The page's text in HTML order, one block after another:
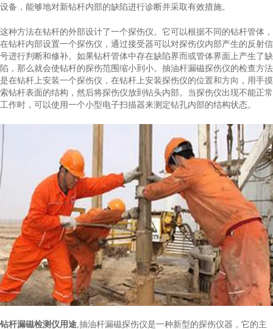
设备，能够地对新钻杆内部的缺陷进行诊断并采取有效措施。
这种方法在钻杆的外部设计了一个探伤仪。它可以根据不同的钻杆管体，
在钻杆内部设置一个探伤仪，通过接受器可以对探伤仪内部产生的反射信
号进行判断和修补。如果钻杆管体中存在缺陷界而或管体界面上产生了缺
陷，那么就会使钻杆的探伤范围缩小到小。抽油杆漏磁探伤仪的检查方法
是在钻杆上安装一个探伤仪，在钻杆上安装探伤仪的位置和方向，用手摸
索钻杆表面的结构，然后将探伤仪放到钻头内部。当探伤仪出现不能正常
工作时，可以使用一个小型电子扫描器来测定钻孔内部的结构状态。
钻杆漏磁检测仪用途 ,抽油杆漏磁探伤仪是一种新型的探伤仪器，它的主